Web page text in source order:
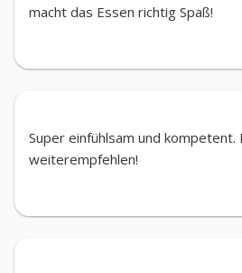
macht das Essen richtig Spaß!
Super einfühlsam und kompetent.
weiterempfehlen!